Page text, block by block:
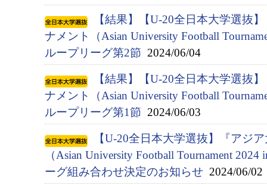
【結果】【U-20全日本大学選抜
ナメント（Asian University Football
ループリーグ第2節 2024/06/04
【結果】【U-20全日本大学選抜
ナメント（Asian University Football
ループリーグ第1節 2024/06/03
【U-20全日本大学選抜】『アジ
（Asian University Football Tournament
ーグ組み合わせ決定のお知らせ 2024/06/02